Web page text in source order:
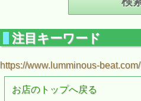
注目キーワード
https://www.lumminous-beat.com/
お店のトップへ戻る